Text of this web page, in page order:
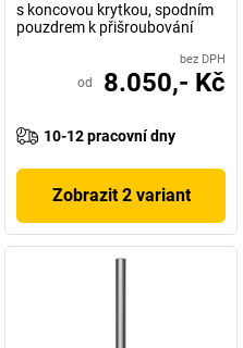
s koncovou krytkou, spodním
pouzdrem k přišroubování
bez DPH
od 8.050,- Kč
10-12 pracovní dny
Zobrazit 2 variant